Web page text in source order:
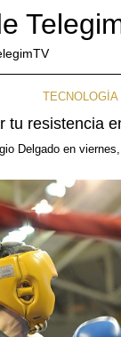
TECNOLOGÍA
tu resistencia
Delgado en